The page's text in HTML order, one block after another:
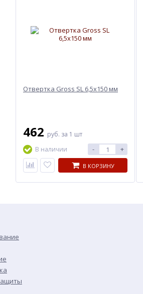
Отвертка Gross SL 6,5х150 мм
462 руб. за 1 шт
В наличии
- +
В КОРЗИНУ